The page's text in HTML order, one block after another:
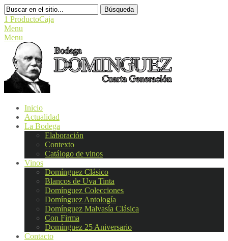
Búsqueda
1 ProductoCaja
Menu
Menu
Inicio
Actualidad
La Bodega
Elaboración
Contexto
Catálogo de vinos
Vinos
Domínguez Clásico
Blancos de Uva Tinta
Domínguez Colecciones
Domínguez Antología
Domínguez Malvasía Clásica
Con Firma
Domínguez 25 Aniversario
Contacto